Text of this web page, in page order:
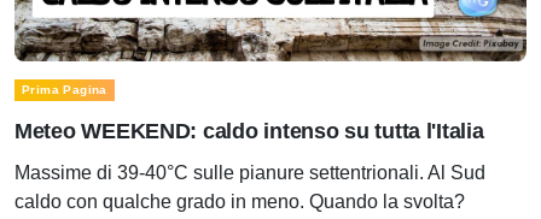
Prima Pagina
Meteo WEEKEND: caldo intenso su tutta l'Italia
Massime di 39-40°C sulle pianure settentrionali. Al Sud
caldo con qualche grado in meno. Quando la svolta?